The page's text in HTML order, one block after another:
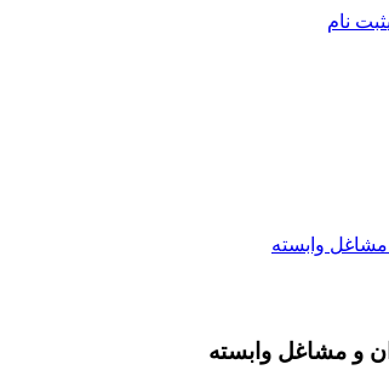
ثبت نام
و مشاغل وابسته